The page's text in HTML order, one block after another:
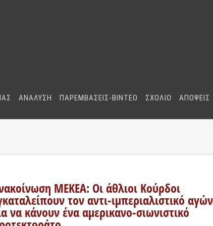
ΑΝΑΛΥΣΗ ΠΑΡΕΜΒΑΣΕΙΣ-BINTEO ΣΧΟΛΙΟ ΑΠΟΨΕΙΣ
ΜΕΚΕΑ: Οι άθλιοι Κούρδοι
τον αντι-ιμπεριαλιστικό
να κάνουν ένα αμερικανο-σιωνιστικό